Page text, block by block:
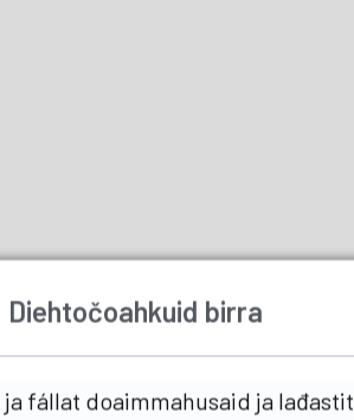
Diehtočoahkuid birra
fállat doaimmahusaid ja lađastit